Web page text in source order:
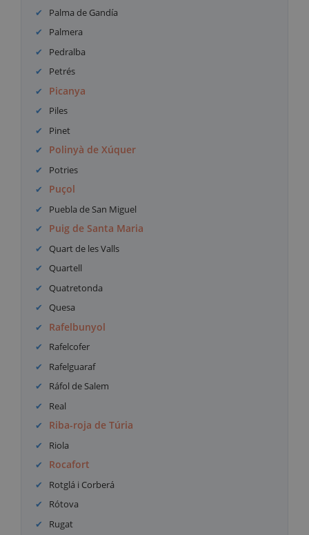
Palma de Gandía
Palmera
Pedralba
Petrés
Picanya
Piles
Pinet
Polinyà de Xúquer
Potries
Puçol
Puebla de San Miguel
Puig de Santa Maria
Quart de les Valls
Quartell
Quatretonda
Quesa
Rafelbunyol
Rafelcofer
Rafelguaraf
Ráfol de Salem
Real
Riba-roja de Túria
Riola
Rocafort
Rotglá i Corberá
Rótova
Rugat